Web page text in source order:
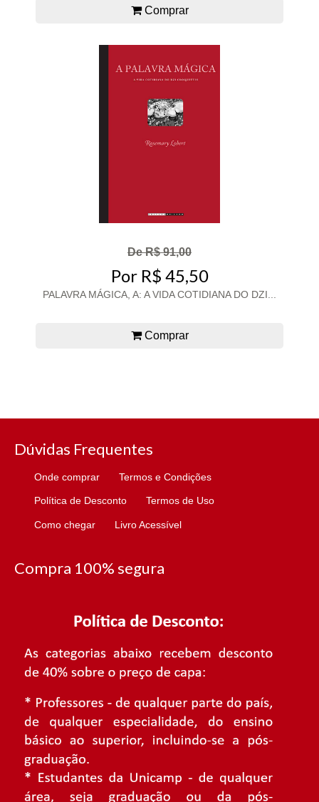
Comprar
De R$ 91,00
Por R$ 45,50
PALAVRA MÁGICA, A: A VIDA COTIDIANA DO DZI...
Comprar
Dúvidas Frequentes
Onde comprar Termos e Condições
Política de Desconto Termos de Uso
Como chegar Livro Acessível
Compra 100% segura